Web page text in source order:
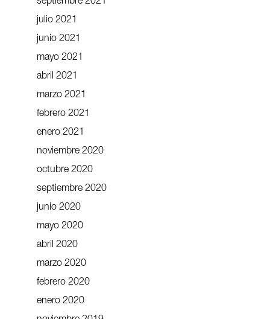
julio 2021
junio 2021
mayo 2021
abril 2021
marzo 2021
febrero 2021
enero 2021
noviembre 2020
octubre 2020
septiembre 2020
junio 2020
mayo 2020
abril 2020
marzo 2020
febrero 2020
enero 2020